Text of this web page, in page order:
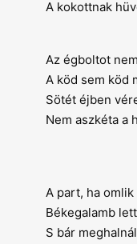
A kokottnak
Az égboltot
A köd sem köd
Sötét éjben
Nem aszkéta a
A part, ha
Békegalamb
S bár